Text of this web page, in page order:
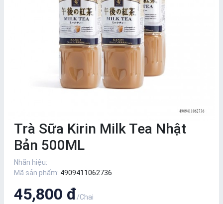
Trà Sữa Kirin Milk Tea Nhật
Bản 500ML
Nhãn hiệu:
Mã sản phẩm: 4909411062736
45,800 đ/Chai